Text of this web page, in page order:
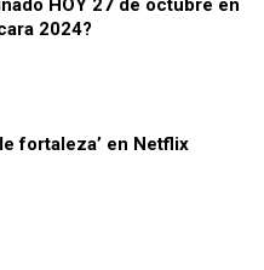
2024?
fortaleza’ en Netflix